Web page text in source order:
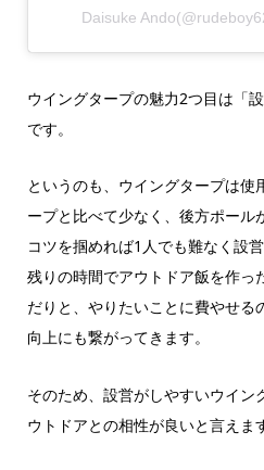
Daisuke
ウイングタープの魅力2つ目は「
です。
というのも、ウイングタープは使
ープと比べて少なく、後方ポール
コツを掴めれば1人でも難なく設営
残りの時間でアウトドア飯を作っ
だりと、やりたいことに費やせる
向上にも繋がってきます。
そのため、設営がしやすいウイン
ウトドアとの相性が良いと言えま